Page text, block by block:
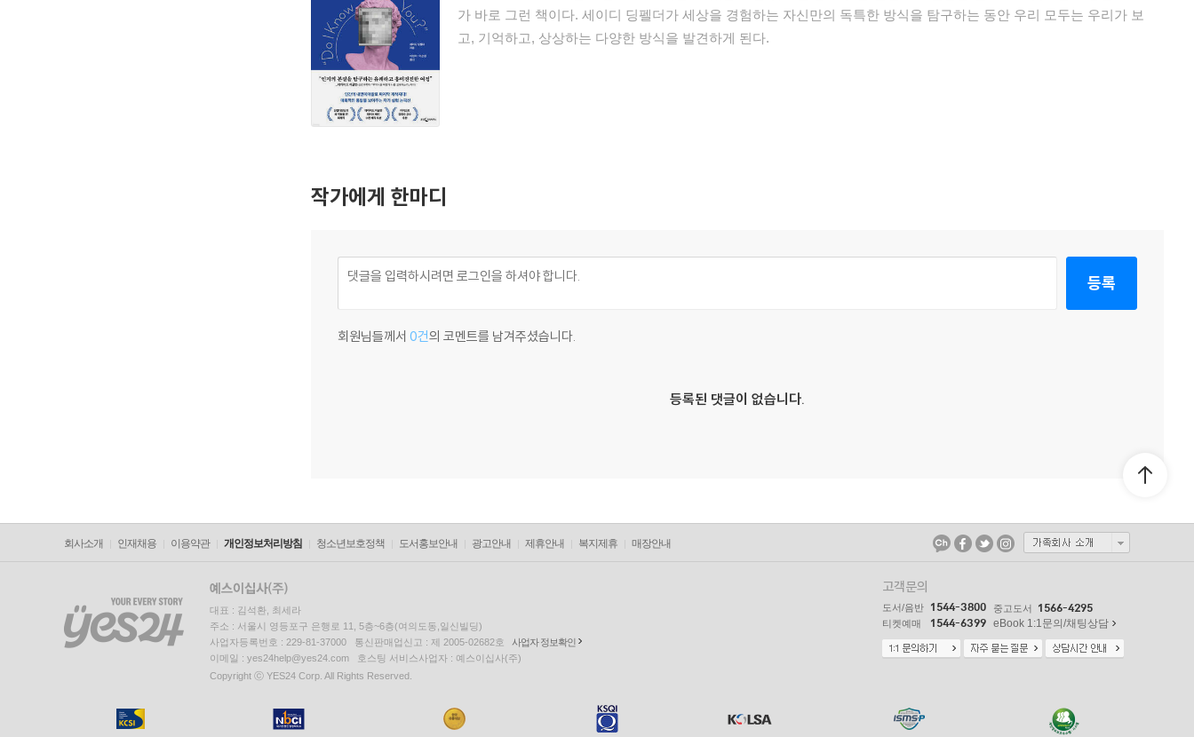
가 바로 그런 책이다. 세이디 딩펠더가 세상을 경험하는 자신만의 독특한 방식을 탐구하는 동안 우리 모두는 우리가 보
고, 기억하고, 상상하는 다양한 방식을 발견하게 된다.
작가에게 한마디
등록
회원님들께서 0건의 코멘트를 남겨주셨습니다.
등록된 댓글이 없습니다.
회사소개 인재채용 이용약관 개인정보처리방침 청소년보호정책 도서홍보안내 광고안내 제휴안내 복지제휴 매장안내
대표 : 김석환, 최세라
주소 : 서울시 영등포구 은행로 11, 5층~6층(여의도동,일신빌딩)
사업자등록번호 : 229-81-37000 통신판매업신고 : 제 2005-02682호
사업자 정보확인
이메일 : yes24help@yes24.com 호스팅 서비스사업자 : 예스이십사(주)
Copyright ⓒ YES24 Corp. All Rights Reserved.
고객문의
도서/음반 1544-3800 중고도서 1566-4295
티켓예매 1544-6399 eBook 1:1문의/채팅상담